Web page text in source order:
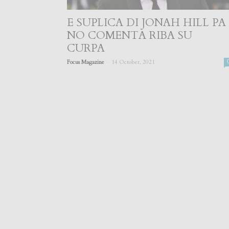
E SUPLICA DI JONAH HILL PA
NO COMENTA RIBA SU
CURPA
Focus Magazine 14 October, 2021 0